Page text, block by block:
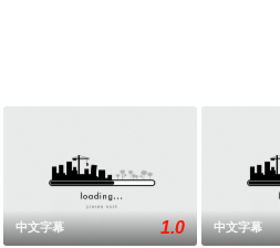
中文字幕 1.0 中文字幕